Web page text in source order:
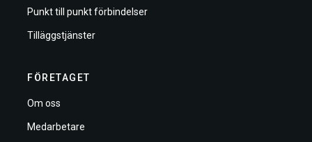
Punkt till punkt förbindelser
Tilläggstjänster
FÖRETAGET
Om oss
Medarbetare